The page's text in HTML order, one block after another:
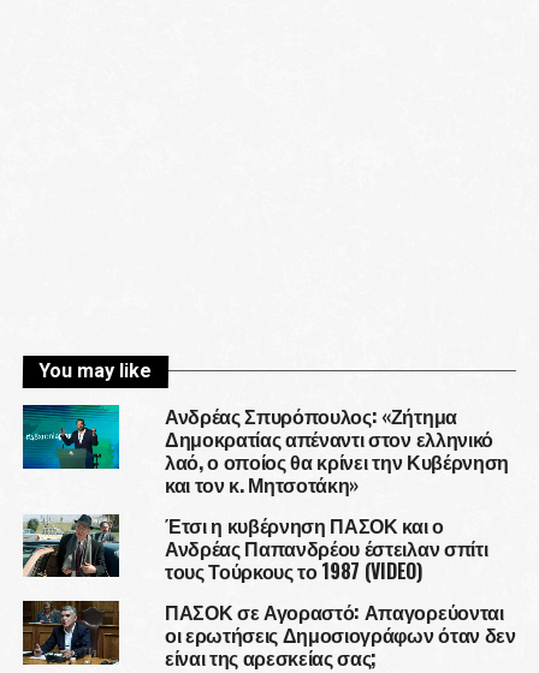
You may like
Ανδρέας Σπυρόπουλος: «Ζήτημα
Δημοκρατίας απέναντι στον ελληνικό
λαό, ο οποίος θα κρίνει την Κυβέρνηση
και τον κ. Μητσοτάκη»
Έτσι η κυβέρνηση ΠΑΣΟΚ και ο
Ανδρέας Παπανδρέου έστειλαν σπίτι
τους Τούρκους το 1987 (VIDEO)
ΠΑΣΟΚ σε Αγοραστό: Απαγορεύονται
οι ερωτήσεις Δημοσιογράφων όταν δεν
είναι της αρεσκείας σας;